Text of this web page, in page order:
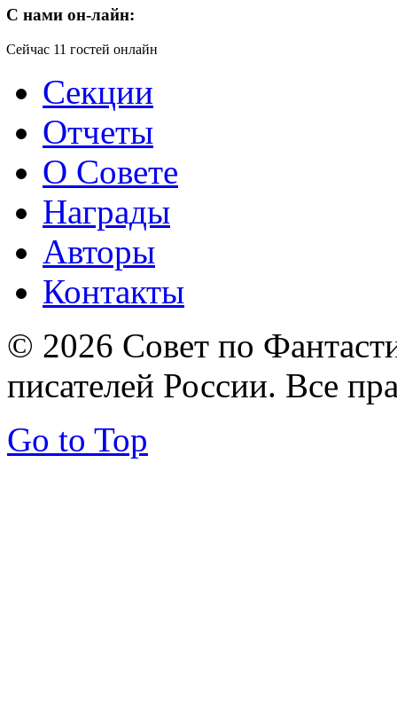
C нами он-лайн:
Сейчас 11 гостей онлайн
Секции
Отчеты
О Совете
Награды
Авторы
Контакты
© 2026 Совет по
писателей России. Все
Go to Top